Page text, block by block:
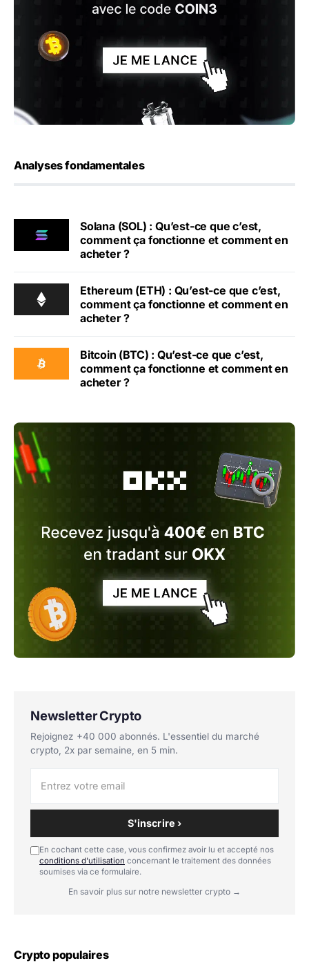
Analyses fondamentales
Solana (SOL) : Qu’est-ce que c’est,
comment ça fonctionne et comment en
acheter ?
Ethereum (ETH) : Qu’est-ce que c’est,
comment ça fonctionne et comment en
acheter ?
Bitcoin (BTC) : Qu’est-ce que c’est,
comment ça fonctionne et comment en
acheter ?
Newsletter Crypto
Rejoignez +40 000 abonnés. L'essentiel du marché
crypto, 2x par semaine, en 5 min.
S'inscrire ›
En cochant cette case, vous confirmez avoir lu et accepté nos
conditions d'utilisation concernant le traitement des données
soumises via ce formulaire.
En savoir plus sur notre newsletter crypto →
Crypto populaires